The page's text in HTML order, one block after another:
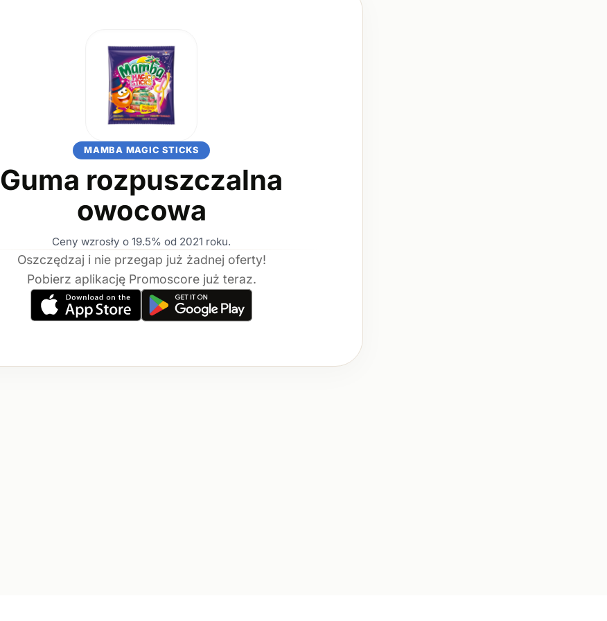
MAMBA MAGIC STICKS
Guma rozpuszczalna
owocowa
Ceny wzrosły o 19.5% od 2021 roku.
Oszczędzaj i nie przegap już żadnej oferty!
Pobierz aplikację Promoscore już teraz.